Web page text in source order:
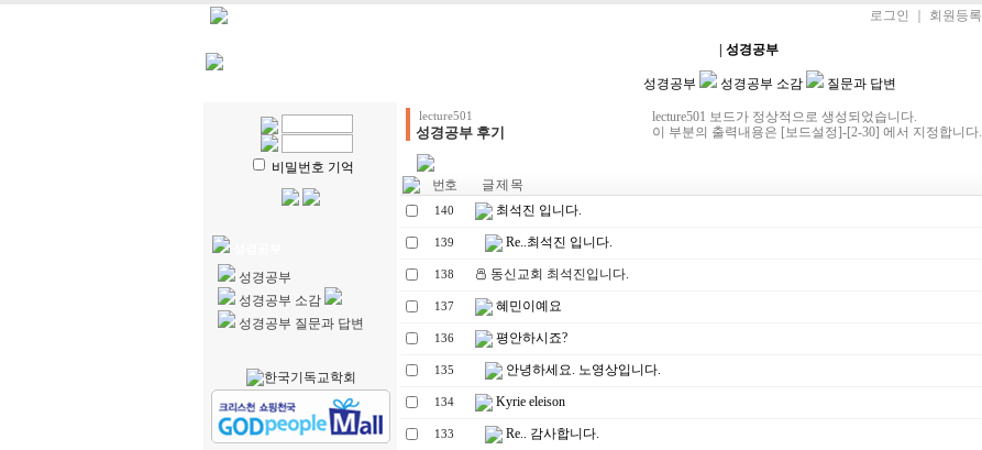
로그인 회원등록
| 성경공부
성경공부 성경공부 소감 질문과 답변
비밀번호 기억
성경공부
성경공부
성경공부 소감
성경공부 질문과 답변
lecture501
성경공부 후기
lecture501 보드가 정상적으로 생성되었습니다.
이 부분의 출력내용은 [보드설정]-[2-30] 에서 지정합니다.
번호 글 제 목
140 최석진 입니다.
139 Re..최석진 입니다.
138 동신교회 최석진입니다.
137 혜민이예요
136 평안하시죠?
135 안녕하세요. 노영상입니다.
134 Kyrie eleison
133 Re.. 감사합니다.